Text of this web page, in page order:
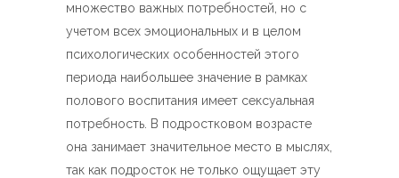
множество важных потребностей, но с
учетом всех эмоциональных и в целом
психологических особенностей этого
периода наибольшее значение в рамках
полового воспитания имеет сексуальная
потребность. В подростковом возрасте
она занимает значительное место в мыслях,
так как подросток не только ощущает эту